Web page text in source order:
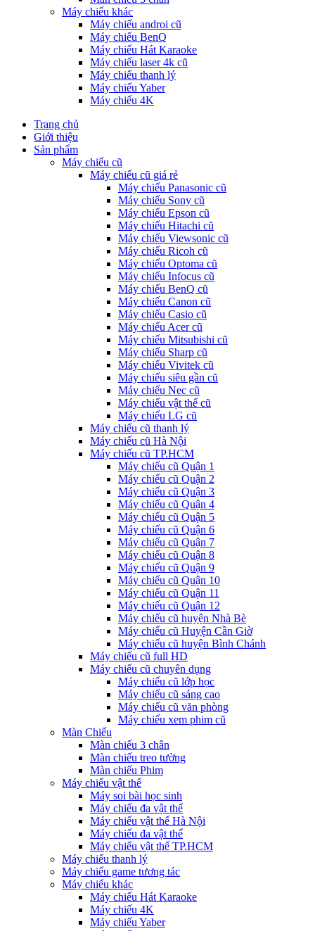
Máy chiếu khác
Máy chiếu androi cũ
Máy chiếu BenQ
Máy chiếu Hát Karaoke
Máy chiếu laser 4k cũ
Máy chiếu thanh lý
Máy chiếu Yaber
Máy chiếu 4K
Trang chủ
Giới thiệu
Sản phẩm
Máy chiếu cũ
Máy chiếu cũ giá rẻ
Máy chiếu Panasonic cũ
Máy chiếu Sony cũ
Máy chiếu Epson cũ
Máy chiếu Hitachi cũ
Máy chiếu Viewsonic cũ
Máy chiếu Ricoh cũ
Máy chiếu Optoma cũ
Máy chiếu Infocus cũ
Máy chiếu BenQ cũ
Máy chiếu Canon cũ
Máy chiếu Casio cũ
Máy chiếu Acer cũ
Máy chiếu Mitsubishi cũ
Máy chiếu Sharp cũ
Máy chiếu Vivitek cũ
Máy chiếu siêu gần cũ
Máy chiếu Nec cũ
Máy chiếu vật thể cũ
Máy chiếu LG cũ
Máy chiếu cũ thanh lý
Máy chiếu cũ Hà Nội
Máy chiếu cũ TP.HCM
Máy chiếu cũ Quận 1
Máy chiếu cũ Quận 2
Máy chiếu cũ Quận 3
Máy chiếu cũ Quận 4
Máy chiếu cũ Quận 5
Máy chiếu cũ Quận 6
Máy chiếu cũ Quận 7
Máy chiếu cũ Quận 8
Máy chiếu cũ Quận 9
Máy chiếu cũ Quận 10
Máy chiếu cũ Quận 11
Máy chiếu cũ Quận 12
Máy chiếu cũ huyện Nhà Bè
Máy chiếu cũ Huyện Cần Giờ
Máy chiếu cũ huyện Bình Chánh
Máy chiếu cũ full HD
Máy chiếu cũ chuyên dụng
Máy chiếu cũ lớp học
Máy chiếu cũ sáng cao
Máy chiếu cũ văn phòng
Máy chiếu xem phim cũ
Màn Chiếu
Màn chiếu 3 chân
Màn chiếu treo tường
Màn chiếu Phim
Máy chiếu vật thể
Máy soi bài học sinh
Máy chiếu đa vật thể
Máy chiếu vật thể Hà Nội
Máy chiếu đa vật thể
Máy chiếu vật thể TP.HCM
Máy chiếu thanh lý
Máy chiếu game tương tác
Máy chiếu khác
Máy chiếu Hát Karaoke
Máy chiếu 4K
Máy chiếu Yaber